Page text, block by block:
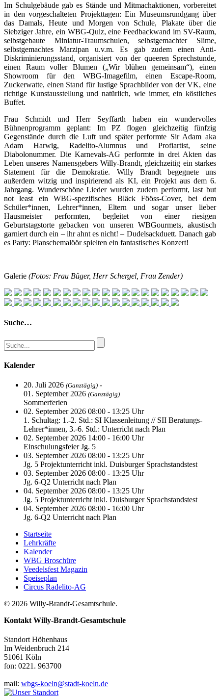
Im Schulgebäude gab es Stände und Mitmachaktionen, vorbereitet
in den vorgeschalteten Projekttagen: Ein Museumsrundgang über
das Damals, Heute und Morgen von Schule, Plakate über die
Siebziger Jahre, ein WBG-Quiz, eine Feedbackwand im SV-Raum,
selbstgebaute Miniatur-Traumschulen, selbstgemachter Slime,
selbstgemachtes Marzipan u.v.m. Es gab zudem einen Anti-
Diskriminierungsstand, organisiert von der queeren Sprechstunde,
einen Raum voller Blumen („Wir blühen gemeinsam“), einen
Showroom für den WBG-Imagefilm, einen Escape-Room,
Zuckerwatte, einen Stand für lustige Sprachbilder von der VK, eine
richtige Kunstausstellung und natürlich, wie immer, ein köstliches
Buffet.
Frau Schmidt und Herr Seyffarth haben ein wundervolles
Bühnenprogramm geplant: Im PZ flogen gleichzeitig fünfzig
Gegenstände durch die Luft und später performte Sir Adam aka
Adam Harwig, Radelito-Alumnus und Profiartist, seine
Diabolonummer. Die Karnevals-AG performte in drei Akten das
Leben unseres Namensgebers Willy-Brandt, gleichzeitig ein starkes
Statement für die Demokratie. Willy Brandt begegnete uns
außerdem witzig und inspirierend als KI, ein Projekt aus dem 6.
Jahrgang. Wunderschöne Lieder wurden zudem performt, last but
not least ein WBG-spezifisches Bläck Fööss-Cover, bei dem
Schüler*innen, Lehrer*innen, Eltern und sogar unser lieber
Hausmeister performten, begleitet von einer riesigen
Geburtstagstorte gebacken von unseren WBGourmets, akustisch
garniert durch ein – ihr ahnt es nicht! – Dudelsackduett. Danach gab
es Party: Planschemalöör spielten ein fantastisches Konzert!
Galerie (Fotos: Frau Büger, Herr Schergel, Frau Zender)
Suche…
Kalender
20. Juli 2026 (Ganztägig) -
01. September 2026 (Ganztägig)
Sommerferien
02. September 2026 08:00 - 13:25 Uhr
1. Schultag: 1.-2. Std.: SI Klassenleitung // SII Beratungs-
Lehrer*innen, 3.-6. Std.: Unterricht nach Plan
02. September 2026 14:00 - 16:00 Uhr
Einschulungsfeier Jg. 5
03. September 2026 08:00 - 13:25 Uhr
Jg. 5 Projektunterricht inkl. Duisburger Sprachstandstest
03. September 2026 08:00 - 13:25 Uhr
Jg. 6-Q2 Unterricht nach Plan
04. September 2026 08:00 - 13:25 Uhr
Jg. 5 Projektunterricht inkl. Duisburger Sprachstandstest
04. September 2026 08:00 - 16:00 Uhr
Jg. 6-Q2 Unterricht nach Plan
Startseite
Lehrkräfte
Kalender
WBG Broschüre
Veedelsfest Magazin
Speiseplan
Circus Radelito-AG
© 2026 Willy-Brandt-Gesamtschule.
Kontakt Willy-Brandt-Gesamtschule
Standort Höhenhaus
Im Weidenbruch 214
51061 Köln
fon: 0221. 963700
mail: wbgs-koeln@stadt-koeln.de